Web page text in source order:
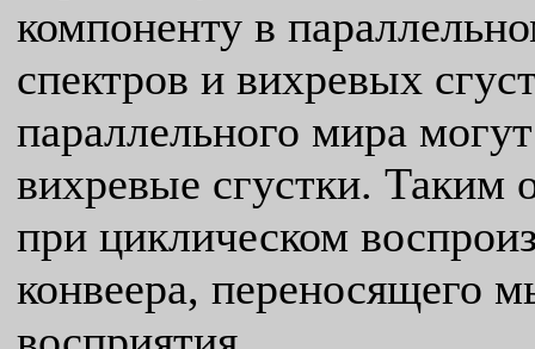
компоненту в
спектров и вихревых
параллельного мира
вихревые сгустки. Таким
при циклическом
конвеера, переносящего